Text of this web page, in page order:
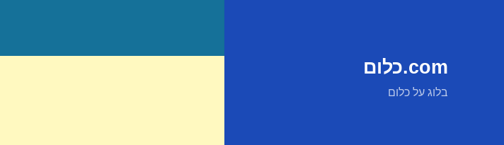
com.כלום
בלוג על כלום